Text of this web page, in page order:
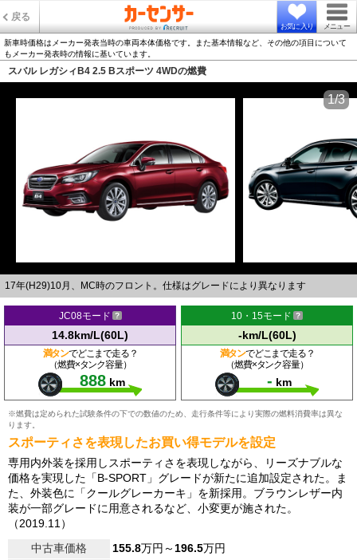
戻る
お気に入り メニュー
新車時価格はメーカー発表当時の車両本体価格です。また基本情報など、その他の項目について
もメーカー発表時の情報に基いています。
スバル レガシィB4 2.5 Bスポーツ 4WDの燃費
17年(H29)10月、MC時のフロント。仕様はグレードにより異なります
1/3
JC08モード
14.8km/L(60L)
満タンでどこまで走る？
（燃費×タンク容量）
888 km
10・15モード
-km/L(60L)
満タンでどこまで走る？
（燃費×タンク容量）
- km
※燃費は定められた試験条件の下での数値のため、走行条件等により実際の燃料消費率は異な
ります。
スポーティさを表現したお買い得モデルを設定
専用内外装を採用しスポーティさを表現しながら、リーズナブルな
価格を実現した「B-SPORT」グレードが新たに追加設定された。ま
た、外装色に「クールグレーカーキ」を新採用。ブラウンレザー内
装が一部グレードに用意されるなど、小変更が施された。
（2019.11）
中古車価格
155.8万円～196.5万円